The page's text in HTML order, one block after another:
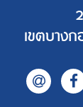
เขตบาง